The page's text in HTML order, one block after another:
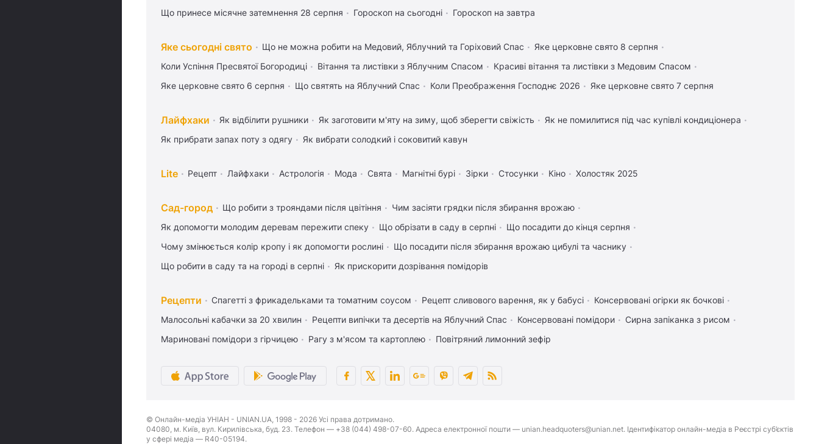
Що принесе місячне затемнення 28 серпня
Гороскоп на сьогодні Гороскоп на завтра
Яке сьогодні свято Що не можна робити на Медовий, Яблучний та Горіховий Спас
Яке церковне свято 8 серпня
Коли Успіння Пресвятої Богородиці
Вітання та листівки з Яблучним Спасом
Красиві вітання та листівки з Медовим Спасом
Яке церковне свято 6 серпня
Що святять на Яблучний Спас Коли Преображення Господнє 2026 Яке церковне свято 7 серпня
Лайфхаки Як відбілити рушники Як заготовити м'яту на зиму, щоб зберегти свіжість
Як не помилитися під час купівлі кондиціонера
Як прибрати запах поту з одягу
Як вибрати солодкий і соковитий кавун
Lite Рецепт Лайфхаки Астрологія Мода Свята Магнітні бурі Зірки Стосунки Кіно Холостяк 2025
Сад-город Що робити з трояндами після цвітіння
Чим засіяти грядки після збирання врожаю
Як допомогти молодим деревам пережити спеку
Що обрізати в саду в серпні
Що посадити до кінця серпня
Чому змінюється колір кропу і як допомогти рослині
Що посадити після збирання врожаю цибулі та часнику
Що робити в саду та на городі в серпні
Як прискорити дозрівання помідорів
Рецепти Спагетті з фрикадельками та томатним соусом Рецепт сливового варення, як у бабусі
Консервовані огірки як бочкові
Малосольні кабачки за 20 хвилин
Рецепти випічки та десертів на Яблучний Спас Консервовані помідори
Сирна запіканка з рисом
Мариновані помідори з гірчицею
Рагу з м'ясом та картоплею Повітряний лимонний зефір
© Онлайн-медіа УНІАН - UNIAN.UA, 1998 - 2026 Усі права дотримано.
04080, м. Київ, вул. Кирилівська, буд. 23. Телефон — +38 (044) 498-07-60. Адреса електронної пошти — unian.headquoters@unian.net. Ідентифікатор онлайн-медіа в Реєстрі суб’єктів
у сфері медіа — R40-05194.